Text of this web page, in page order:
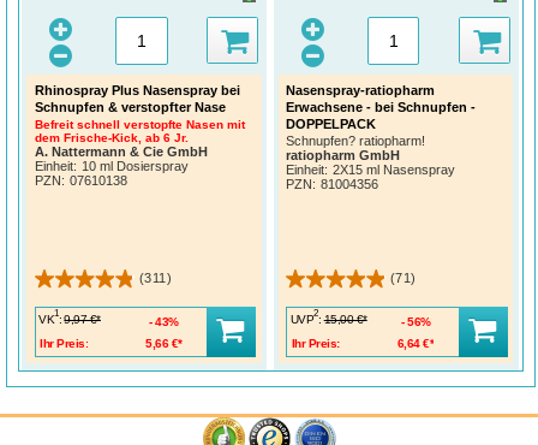
Rhinospray Plus Nasenspray bei
Schnupfen & verstopfter Nase
Befreit schnell verstopfte Nasen mit
dem Frische-Kick, ab 6 Jr.
A. Nattermann & Cie GmbH
Einheit: 10 ml Dosierspray
PZN : 07610138
(311)
VK
1
: 9,97 €*
Ihr Preis:
5,66 €*
43%
Nasenspray-ratiopharm
Erwachsene - bei Schnupfen -
DOPPELPACK
Schnupfen? ratiopharm!
ratiopharm GmbH
Einheit: 2X15 ml Nasenspray
PZN : 81004356
(71)
UVP
2
: 15,00 €*
Ihr Preis:
6,64 €*
56%